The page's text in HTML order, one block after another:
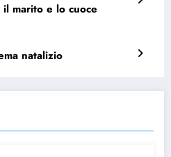
marito e lo cuoce
natalizio